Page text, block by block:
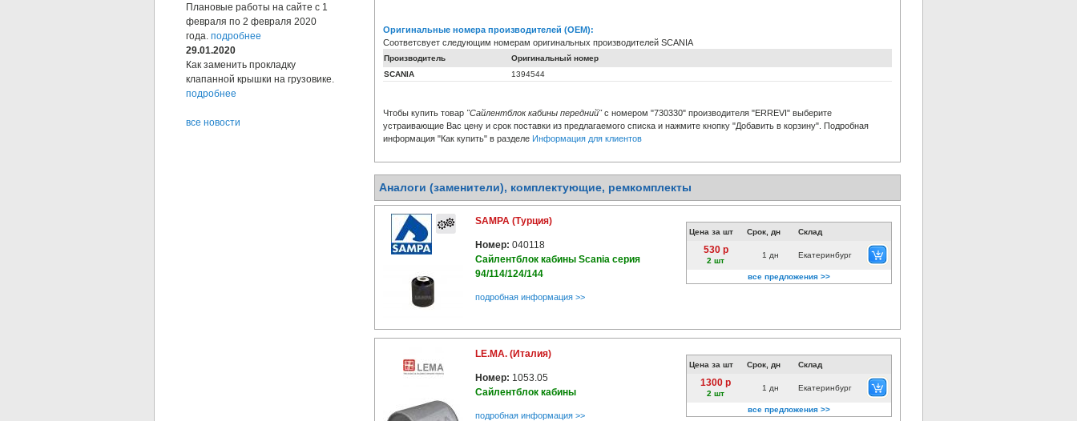
Оригинальные номера производителей (OEM):
Соответсвует следующим номерам оригинальных производителей SCANIA
Производитель
Оригинальный номер
SCANIA
1394544
Чтобы купить товар "Сайлентблок кабины передний"с номером "730330" производителя "ERREVI" выберите
устраивающие Вас цену и срок поставки из предлагаемого списка и нажмите кнопку "Добавить в корзину". Подробная
информация "Как купить" в разделе Информация для клиентов
Аналоги (заменители), комплектующие, ремкомплекты
SAMPA (Турция)
Номер: 040118
Сайлентблок кабины Scania серия
94/114/124/144
подробная информация >>
Цена за шт Срок, дн Склад
530 р
2 шт
1 дн Екатеринбург
все предложения >>
LE.MA. (Италия)
Номер: 1053.05
Сайлентблок кабины
подробная информация >>
Цена за шт Срок, дн Склад
1300 р
2 шт
1 дн Екатеринбург
все предложения >>
Плановые работы на сайте с 1
февраля по 2 февраля 2020
года. подробнее
29.01.2020
Как заменить прокладку
клапанной крышки на грузовике.
подробнее
все новости